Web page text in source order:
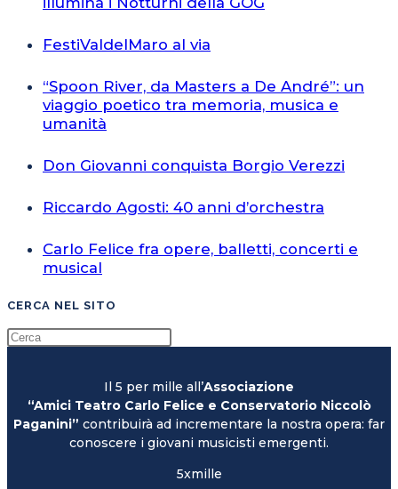
FestiValdelMaro al via
“Spoon River, da Masters a De André”: un
viaggio poetico tra memoria, musica e
umanità
Don Giovanni conquista Borgio Verezzi
Riccardo Agosti: 40 anni d’orchestra
Carlo Felice fra opere, balletti, concerti e
musical
CERCA NEL SITO
Il 5 per mille all’Associazione
“Amici Teatro Carlo Felice e Conservatorio Niccolò
Paganini” contribuirà ad incrementare la nostra opera: far
conoscere i giovani musicisti emergenti.
5xmille